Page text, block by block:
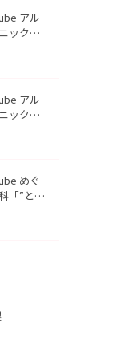
アル
ック札
向いて
した。
アル
ック札
・リバ
めぐ
「”とお
で答え